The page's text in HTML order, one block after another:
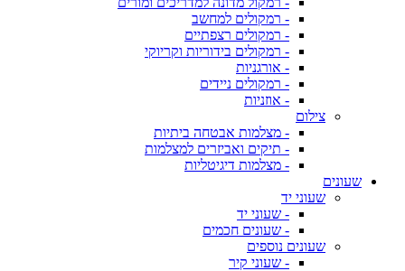
- רמקולים למחשב
- רמקולים רצפתיים
- רמקולים בידוריות וקריוקי
- אורגניות
- רמקולים ניידים
- אוזניות
צילום
- מצלמות אבטחה ביתיות
- תיקים ואביזרים למצלמות
- מצלמות דיגיטליות
שעונים
שעוני יד
- שעוני יד
- שעונים חכמים
שעונים נוספים
- שעוני קיר